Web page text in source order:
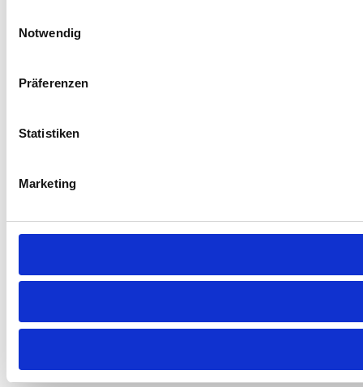
Notwendig
Präferenzen
Statistiken
Marketing